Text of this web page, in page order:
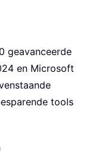
geavanceerde
en Microsoft
tools